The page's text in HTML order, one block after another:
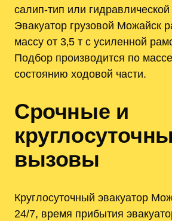
салип-тип или
Эвакуатор грузовой Можайск
массу от 3‚5 т с усиленной
Подбор производится по
состоянию ходовой части.
Срочные и
вызовы
Круглосуточный эвакуатор
24/7, время прибытия